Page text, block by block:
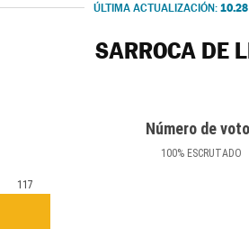
ÚLTIMA ACTUALIZACIÓN: 10.28
SARROCA DE
Número de
100% ESCRUTADO
117